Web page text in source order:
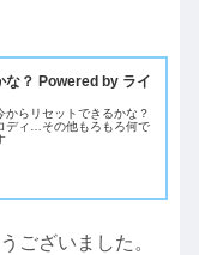
な？ Powered by ライ
らリセットできるかな？
ディ…その他もろもろ何で
ございました。